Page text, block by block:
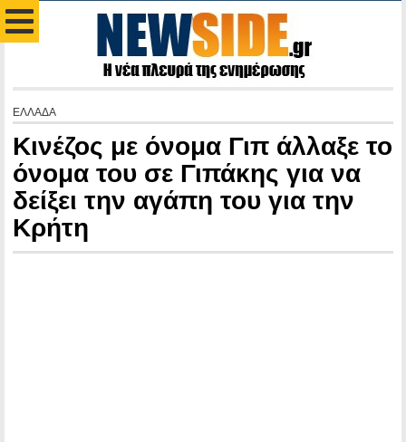
ΕΛΛΑΔΑ
Κινέζος με όνομα Γιπ άλλαξε το
όνομα του σε Γιπάκης για να
δείξει την αγάπη του για την
Κρήτη